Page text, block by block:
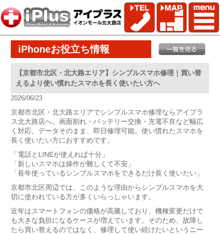
iPhoneお役立ち情報
【京都市北区・北大路エリア】シンプルスマホ修理｜買い替
えるより使い慣れたスマホを長く使いたい方へ
2026/06/23
京都市北区・北大路エリアでシンプルスマホ修理ならアイプラ
ス北大路店へ。画面割れ・バッテリー交換・充電不良など幅広
く対応。データそのまま、即日修理可能。使い慣れたスマホを
長く使いたい方におすすめです。
「電話とLINEが使えれば十分」
「新しいスマホは操作が難しくて不安」
「長年使っているシンプルスマホをできるだけ長く使いたい」
京都市北区周辺では、このような理由からシンプルスマホを大
切に使われている方が多くいらっしゃいます。
近年はスマートフォンの価格が高騰しており、機種変更だけで
も大きな負担になるケースが増えています。そのため、故障し
たら買い替えるのではなく、修理して使い続けたいというニー